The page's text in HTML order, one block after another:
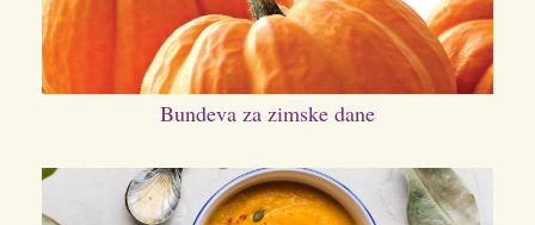
Bundeva za zimske dane